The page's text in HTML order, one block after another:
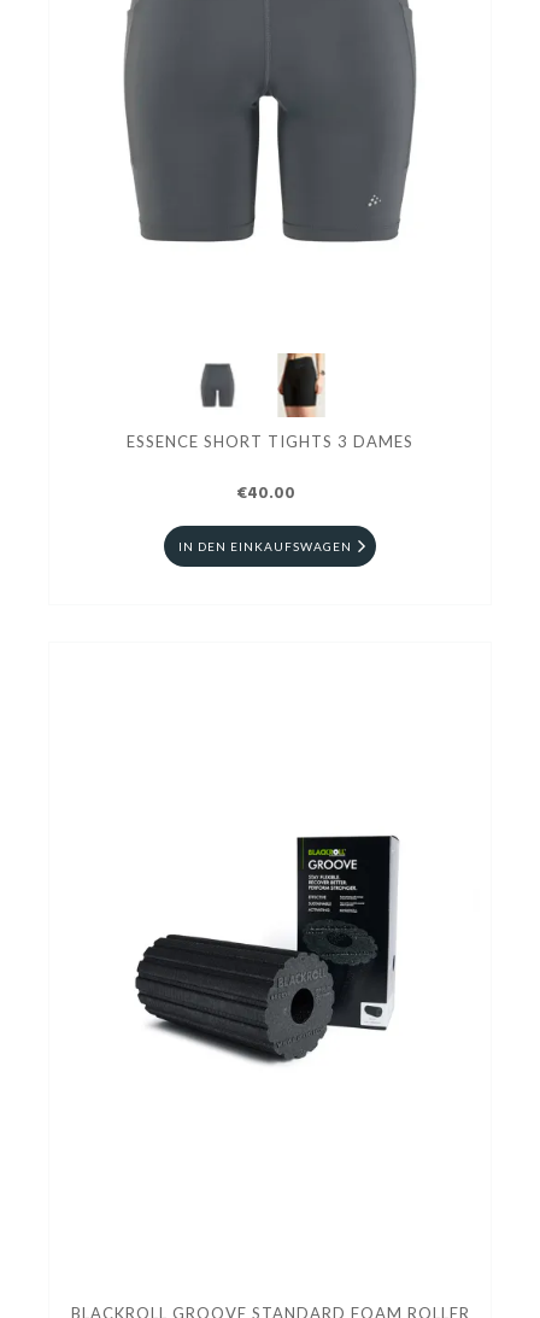
ESSENCE SHORT TIGHTS 3 DAMES
€40.00
IN DEN EINKAUFSWAGEN
BLACKROLL GROOVE STANDARD FOAM ROLLER